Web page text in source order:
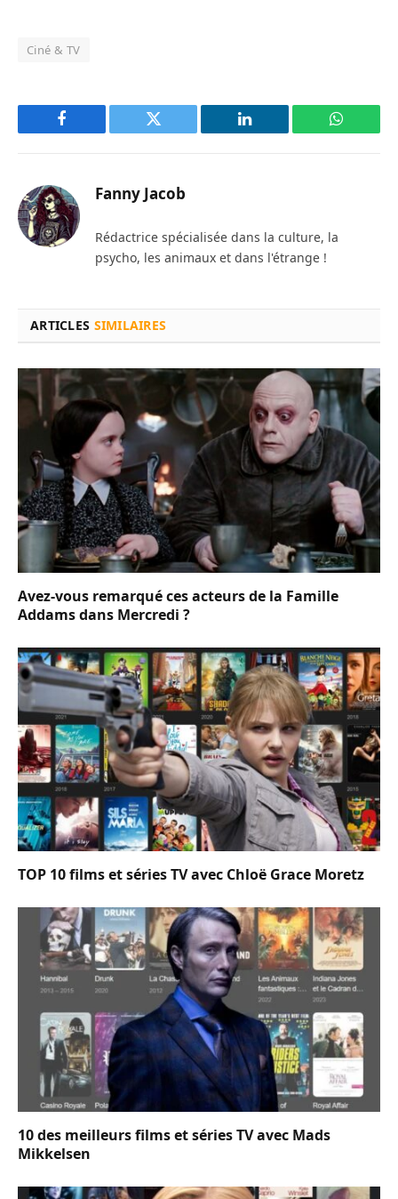
Ciné & TV
Facebook Twitter LinkedIn
Fanny Jacob
Rédactrice spécialisée dans la culture, la
psycho, les animaux et dans l'étrange !
ARTICLES SIMILAIRES
Avez-vous remarqué ces acteurs de la Famille
Addams dans Mercredi ?
TOP 10 films et séries TV avec Chloë Grace Moretz
10 des meilleurs films et séries TV avec Mads
Mikkelsen